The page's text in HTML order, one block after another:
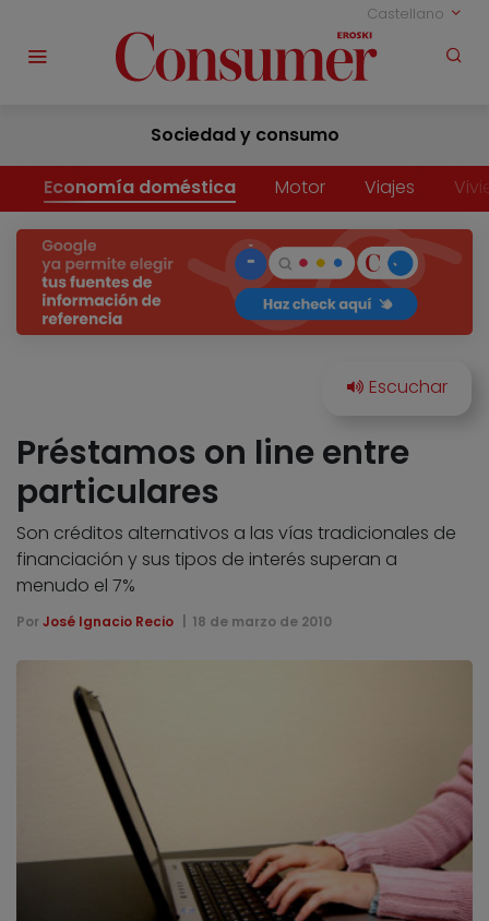
Castellano
Sociedad y consumo
Economía doméstica Motor Viajes
Préstamos on line entre
particulares
Son créditos alternativos a las vías tradicionales de
financiación y sus tipos de interés superan a
menudo el 7%
Por José Ignacio Recio 18 de marzo de 2010